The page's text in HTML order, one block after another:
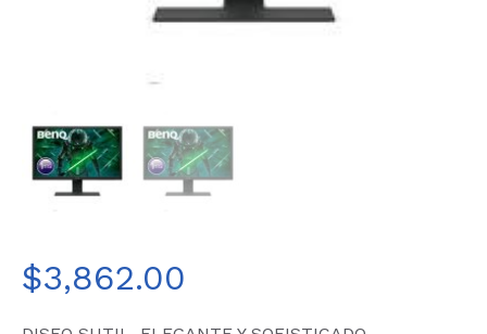
$3,862.00